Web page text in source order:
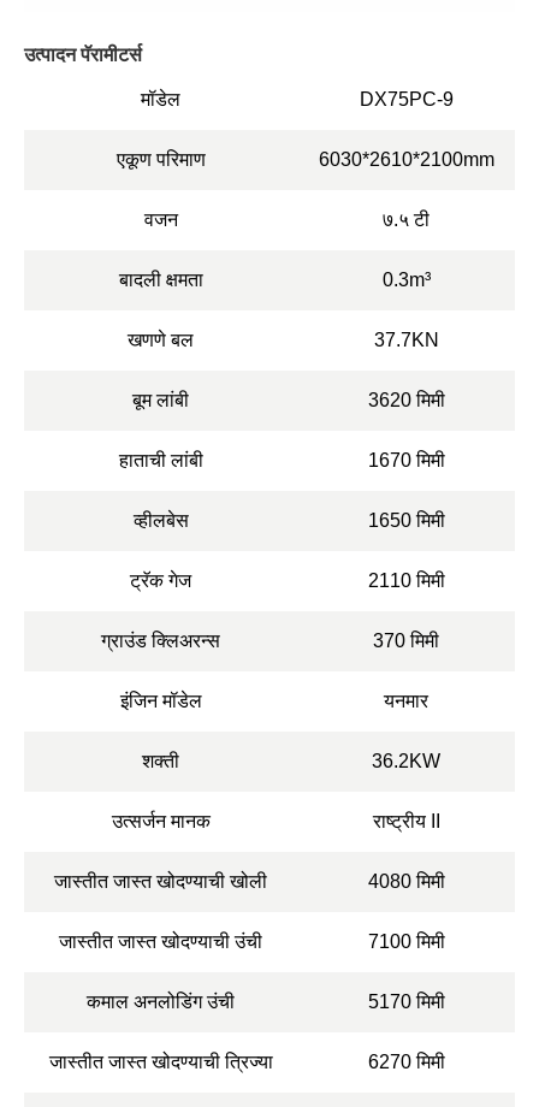
उत्पादन पॅरामीटर्स
मॉडेल DX75PC-9
एकूण परिमाण 6030*2610*2100mm
वजन ७.५ टी
बादली क्षमता 0.3m³
खणणे बल 37.7KN
बूम लांबी 3620 मिमी
हाताची लांबी 1670 मिमी
व्हीलबेस 1650 मिमी
ट्रॅक गेज 2110 मिमी
ग्राउंड क्लिअरन्स 370 मिमी
इंजिन मॉडेल यनमार
शक्ती 36.2KW
उत्सर्जन मानक राष्ट्रीय II
जास्तीत जास्त खोदण्याची खोली 4080 मिमी
जास्तीत जास्त खोदण्याची उंची 7100 मिमी
कमाल अनलोडिंग उंची 5170 मिमी
जास्तीत जास्त खोदण्याची त्रिज्या 6270 मिमी